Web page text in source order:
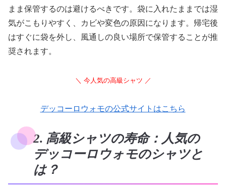
まま保管するのは避けるべきです。袋に入れたままでは湿
気がこもりやすく、カビや変色の原因になります。帰宅後
はすぐに袋を外し、風通しの良い場所で保管することが推
奨されます。
＼ 今人気の高級シャツ ／
デッコーロウォモの公式サイトはこちら
2. 高級シャツの寿命：人気の
デッコーロウォモのシャツと
は？